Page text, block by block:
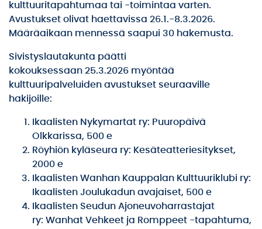
kulttuuritapahtumaa tai -toimintaa varten.
Avustukset olivat haettavissa 26.1.-8.3.2026.
Määräaikaan mennessä saapui 30 hakemusta.
Sivistyslautakunta päätti
kokouksessaan 25.3.2026 myöntää
kulttuuripalveluiden avustukset seuraaville
hakijoille:
Ikaalisten Nykymartat ry: Puuropäivä
Olkkarissa, 500 e
Röyhiön kyläseura ry: Kesäteatteriesitykset,
2000 e
Ikaalisten Wanhan Kauppalan Kulttuuriklubi ry:
Ikaalisten Joulukadun avajaiset, 500 e
Ikaalisten Seudun Ajoneuvoharrastajat
ry: Wanhat Vehkeet ja Romppeet -tapahtuma,